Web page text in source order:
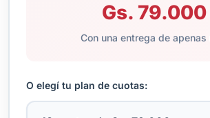
Gs. 79.000
Con una entrega de apenas
O elegí tu plan de cuotas: